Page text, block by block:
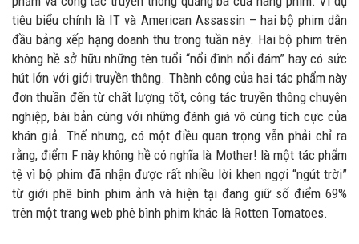
tiêu biểu chính là IT và American Assassin – hai bộ phim dẫn
đầu bảng xếp hạng doanh thu trong tuần này. Hai bộ phim trên
không hề sở hữu những tên tuổi “nổi đình nổi đám” hay có sức
hút lớn với giới truyền thông. Thành công của hai tác phẩm này
đơn thuần đến từ chất lượng tốt, công tác truyền thông chuyên
nghiệp, bài bản cùng với những đánh giá vô cùng tích cực của
khán giả. Thế nhưng, có một điều quan trọng vẫn phải chỉ ra
rằng, điểm F này không hề có nghĩa là Mother! là một tác phẩm
tệ vì bộ phim đã nhận được rất nhiều lời khen ngợi “ngút trời”
từ giới phê bình phim ảnh và hiện tại đang giữ số điểm 69%
trên một trang web phê bình phim khác là Rotten Tomatoes.